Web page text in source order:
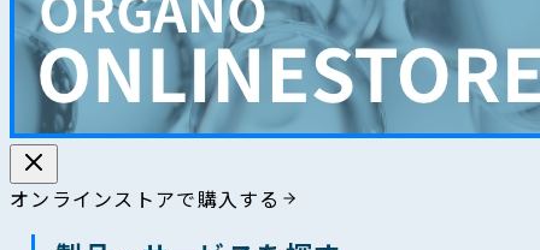
オンラインストアで購入する